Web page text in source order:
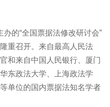
的“全国票据法修改研讨会”
重召开。来自最高人民法
和来自中国人民银行、厦门
东政法大学、上海政法学
单位的国内票据法知名学者